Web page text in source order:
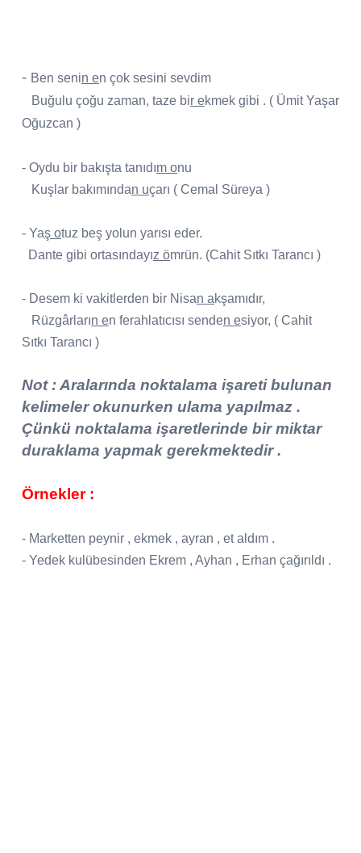
- Ben senin en çok sesini sevdim
Buğulu çoğu zaman, taze bir ekmek gibi . ( Ümit Yaşar
Oğuzcan )
- Oydu bir bakışta tanıdım onu
Kuşlar bakımından uçarı ( Cemal Süreya )
- Yaş otuz beş yolun yarısı eder.
Dante gibi ortasındayız ömrün. (Cahit Sıtkı Tarancı )
- Desem ki vakitlerden bir Nisan akşamıdır,
Rüzgârların en ferahlatıcısı senden esiyor, ( Cahit
Sıtkı Tarancı )
Not : Aralarında noktalama işareti bulunan
kelimeler okunurken ulama yapılmaz .
Çünkü noktalama işaretlerinde bir miktar
duraklama yapmak gerekmektedir .
Örnekler :
- Marketten peynir , ekmek , ayran , et aldım .
- Yedek kulübesinden Ekrem , Ayhan , Erhan çağırıldı .